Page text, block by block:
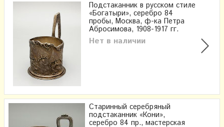
Подстаканник в русском стиле
«Богатыри», серебро 84
пробы, Москва, ф-ка Петра
Абросимова, 1908-1917 гг.
Нет в наличии
Старинный серебряный
подстаканник «Кони»,
серебро 84 пр., мастерская